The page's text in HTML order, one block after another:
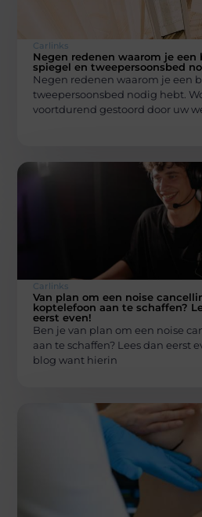
Carlinks
Negen redenen waarom je een
spiegel en tweepersoonsbed
Negen redenen waarom je een
tweepersoonsbed nodig hebt.
voortdurend gestoord door uw
Carlinks
Van plan om een noise
koptelefoon aan te schaffen?
eerst even!
Ben je van plan om een noise
aan te schaffen? Lees dan eerst
blog want hierin